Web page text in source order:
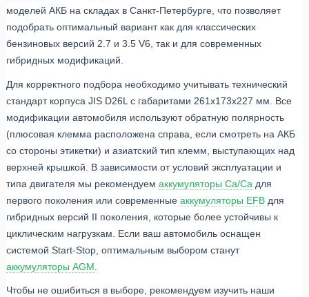
моделей АКБ на складах в Санкт-Петербурге, что позволяет
подобрать оптимальный вариант как для классических
бензиновых версий 2.7 и 3.5 V6, так и для современных
гибридных модификаций.
Для корректного подбора необходимо учитывать технический
стандарт корпуса JIS D26L с габаритами 261x173x227 мм. Все
модификации автомобиля используют обратную полярность
(плюсовая клемма расположена справа, если смотреть на АКБ
со стороны этикетки) и азиатский тип клемм, выступающих над
верхней крышкой. В зависимости от условий эксплуатации и
типа двигателя мы рекомендуем аккумуляторы Ca/Ca для
первого поколения или современные аккумуляторы EFB для
гибридных версий II поколения, которые более устойчивы к
циклическим нагрузкам. Если ваш автомобиль оснащен
системой Start-Stop, оптимальным выбором станут
аккумуляторы AGM
Чтобы не ошибиться в выборе, рекомендуем изучить наши